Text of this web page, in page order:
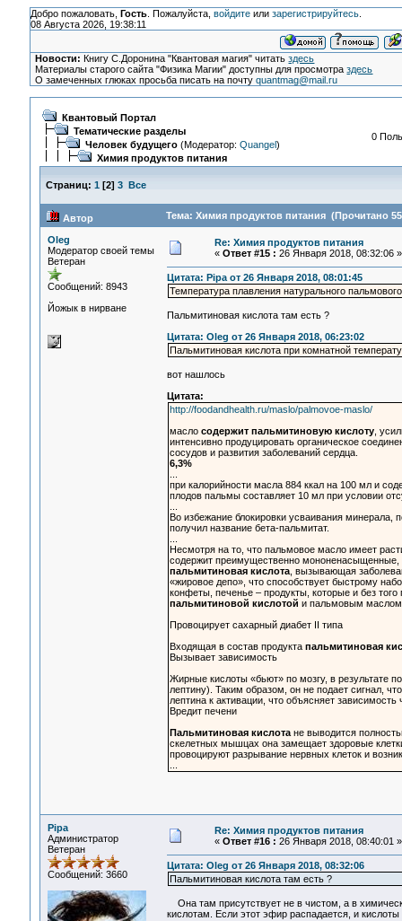
Добро пожаловать, Гость. Пожалуйста, войдитеили зарегистрируйтесь.
08 Августа 2026, 19:38:11
Новости: Книгу С.Доронина "Квантовая магия" читатьздесь
Материалы старого сайта "Физика Магии" доступны для просмотраздесь
О замеченных глюках просьба писать на почтуquantmag@mail.ru
Квантовый Портал
Тематические разделы
Человек будущего(Модератор: Quangel)
Химия продуктов питания
0
Страниц: 1 [2] 3 Все
Автор Тема: Химия продуктов питания (Прочитано
Oleg
Модератор своей темы
Ветеран
Сообщений: 8943
Йожык в нирване
Re: Химия продуктов питания
« Ответ #15 : 26 Января 2018, 08:32:06 »
Цитата: Pipa от 26 Января 2018, 08:01:45
Температура плавления натурального
Пальмитиновая кислота там есть ?
Цитата: Oleg от 26 Января 2018, 06:23:02
Пальмитиновая кислота при комнатной
вот нашлось
Цитата:
http://foodandhealth.ru/maslo/palmovoe-maslo/
масло содержит пальмитиновую кислоту,
интенсивно продуцировать органическое
сосудов и развития заболеваний сердца.
6,3%
при калорийности масла 884 ккал на 100 мл и
плодов пальмы составляет 10 мл при условии
Во избежание блокировки усваивания минерала,
получил название бета-пальмитат.
Несмотря на то, что пальмовое масло имеет
содержит преимущественно
пальмитиновая кислота, вызывающая
«жировое депо», что способствует быстрому
конфеты, печенье – продукты, которые и без
пальмитиновой кислотой и пальмовым
Провоцирует сахарный диабет II типа
Входящая в состав продукта пальмитиновая
Вызывает зависимость
Жирные кислоты «бьют» по мозгу, в результате
лептину). Таким образом, он не подает сигнал,
лептина к активации, что объясняет
Вредит печени
Пальмитиновая кислотане выводится
скелетных мышцах она замещает здоровые
провоцируют разрывание нервных клеток и
Pipa
Администратор
Ветеран
Сообщений: 3660
Re: Химия продуктов питания
« Ответ #16 : 26 Января 2018, 08:40:01 »
Цитата: Oleg от 26 Января 2018, 08:32:06
Пальмитиновая кислота там есть ?
Она там присутствует не в чистом, а в
кислотам. Если этот эфир распадается, и